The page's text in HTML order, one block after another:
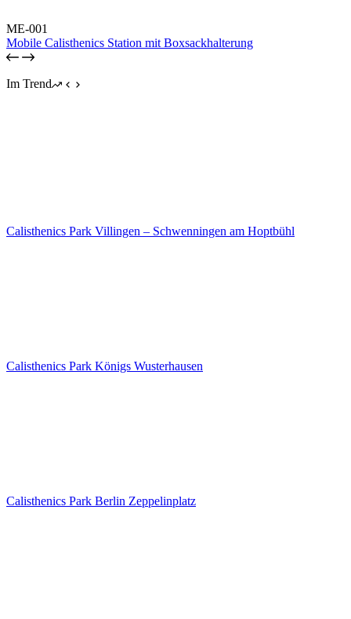
ME-001
Mobile Calisthenics Station mit Boxsackhalterung
Im Trend
Calisthenics Park Villingen – Schwenningen am Hoptbühl
Calisthenics Park Königs Wusterhausen
Calisthenics Park Berlin Zeppelinplatz